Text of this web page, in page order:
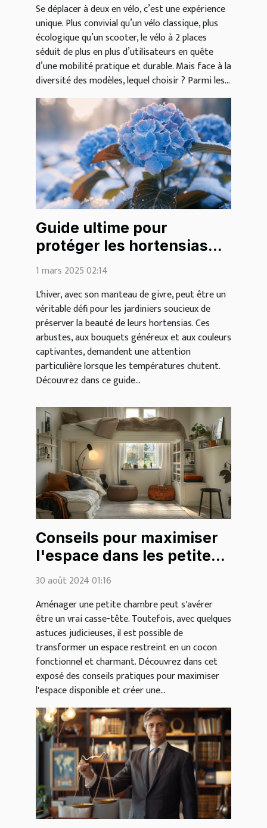
Se déplacer à deux en vélo, c’est une expérience
unique. Plus convivial qu’un vélo classique, plus
écologique qu’un scooter, le vélo à 2 places
séduit de plus en plus d’utilisateurs en quête
d’une mobilité pratique et durable. Mais face à la
diversité des modèles, lequel choisir ? Parmi les...
Guide ultime pour
protéger les hortensias
des gelées hivernales
1 mars 2025 02:14
L'hiver, avec son manteau de givre, peut être un
véritable défi pour les jardiniers soucieux de
préserver la beauté de leurs hortensias. Ces
arbustes, aux bouquets généreux et aux couleurs
captivantes, demandent une attention
particulière lorsque les températures chutent.
Découvrez dans ce guide...
Conseils pour maximiser
l'espace dans les petites
chambres
30 août 2024 01:16
Aménager une petite chambre peut s'avérer
être un vrai casse-tête. Toutefois, avec quelques
astuces judicieuses, il est possible de
transformer un espace restreint en un cocon
fonctionnel et charmant. Découvrez dans cet
exposé des conseils pratiques pour maximiser
l'espace disponible et créer une...